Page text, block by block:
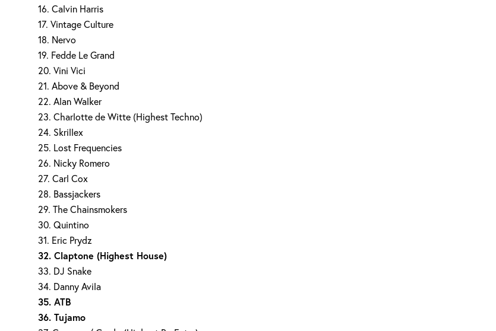
16. Calvin Harris
17. Vintage Culture
18. Nervo
19. Fedde Le Grand
20. Vini Vici
21. Above & Beyond
22. Alan Walker
23. Charlotte de Witte (Highest Techno)
24. Skrillex
25. Lost Frequencies
26. Nicky Romero
27. Carl Cox
28. Bassjackers
29. The Chainsmokers
30. Quintino
31. Eric Prydz
32. Claptone (Highest House)
33. DJ Snake
34. Danny Avila
35. ATB
36. Tujamo